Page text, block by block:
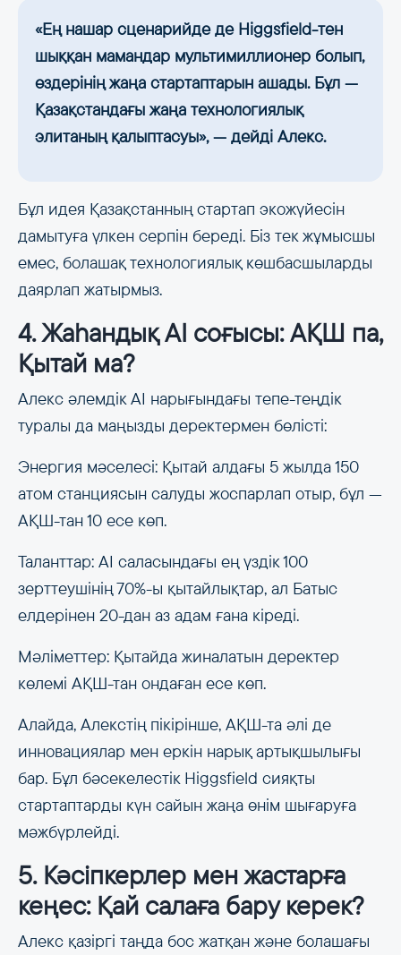
«Ең нашар сценарийде де Higgsfield-тен
шыққан мамандар мультимиллионер болып,
өздерінің жаңа стартаптарын ашады. Бұл —
Қазақстандағы жаңа технологиялық
элитаның қалыптасуы», — дейді Алекс.
Бұл идея Қазақстанның стартап экожүйесін
дамытуға үлкен серпін береді. Біз тек жұмысшы
емес, болашақ технологиялық көшбасшыларды
даярлап жатырмыз.
4. Жаһандық AI соғысы: АҚШ па,
Қытай ма?
Алекс әлемдік AI нарығындағы тепе-теңдік
туралы да маңызды деректермен бөлісті:
Энергия мәселесі: Қытай алдағы 5 жылда 150
атом станциясын салуды жоспарлап отыр, бұл —
АҚШ-тан 10 есе көп.
Таланттар: AI саласындағы ең үздік 100
зерттеушінің 70%-ы қытайлықтар, ал Батыс
елдерінен 20-дан аз адам ғана кіреді.
Мәліметтер: Қытайда жиналатын деректер
көлемі АҚШ-тан ондаған есе көп.
Алайда, Алекстің пікірінше, АҚШ-та әлі де
инновациялар мен еркін нарық артықшылығы
бар. Бұл бәсекелестік Higgsfield сияқты
стартаптарды күн сайын жаңа өнім шығаруға
мәжбүрлейді.
5. Кәсіпкерлер мен жастарға
кеңес: Қай салаға бару керек?
Алекс қазіргі таңда бос жатқан және болашағы